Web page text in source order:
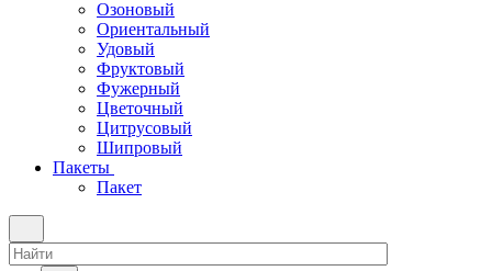
Озоновый
Ориентальный
Удовый
Фруктовый
Фужерный
Цветочный
Цитрусовый
Шипровый
Пакеты
Пакет